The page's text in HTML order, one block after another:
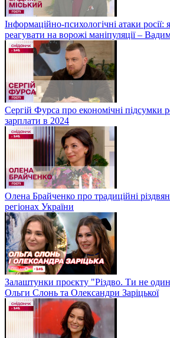
Інформаційно-психологічні атаки росії:
реагувати на ворожі маніпуляції –
Сергій Фурса про економічні підсумки
зарплати в 2024
Олена Брайченко про традиційні
регіонах України
Залаштунки проєкту "Різдво. Ти не
Ольги Слонь та Олександри Заріцької